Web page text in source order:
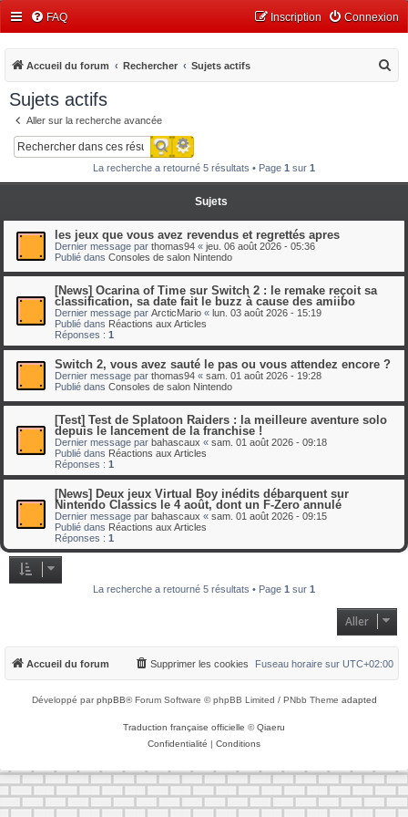
FAQ Connexion
Inscription
Accueil du forum Rechercher Sujets actifs
Sujets actifs
Aller sur la recherche avancée
Rechercher
Recherche avancée
La recherche a retourné 5 résultats • Page 1 sur 1
Sujets
les jeux que vous avez revendus et regrettés apres
Dernier message par thomas94 « jeu. 06 août 2026 - 05:36
Publié dans Consoles de salon Nintendo
[News] Ocarina of Time sur Switch 2 : le remake reçoit sa
classification, sa date fait le buzz à cause des amiibo
Dernier message par ArcticMario « lun. 03 août 2026 - 15:19
Publié dans Réactions aux Articles
Réponses : 1
Switch 2, vous avez sauté le pas ou vous attendez encore ?
Dernier message par thomas94 « sam. 01 août 2026 - 19:28
Publié dans Consoles de salon Nintendo
[Test] Test de Splatoon Raiders : la meilleure aventure solo
depuis le lancement de la franchise !
Dernier message par bahascaux « sam. 01 août 2026 - 09:18
Publié dans Réactions aux Articles
Réponses : 1
[News] Deux jeux Virtual Boy inédits débarquent sur
Nintendo Classics le 4 août, dont un F-Zero annulé
Dernier message par bahascaux « sam. 01 août 2026 - 09:15
Publié dans Réactions aux Articles
Réponses : 1
La recherche a retourné 5 résultats • Page 1 sur 1
Aller
Accueil du forum Fuseau horaire sur UTC+02:00
Supprimer les cookies
Développé parphpBB® Forum Software © phpBB Limited / PNbb Theme adapted
Traduction française officielle ©Qiaeru
Confidentialité | Conditions